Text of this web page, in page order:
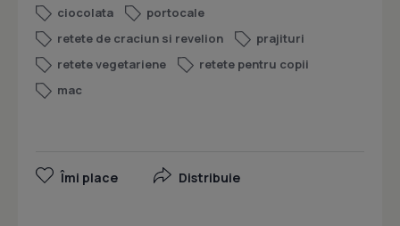
ciocolata
portocale
retete de craciun si revelion
prajituri
retete vegetariene
retete pentru copii
mac
Îmi place Distribuie